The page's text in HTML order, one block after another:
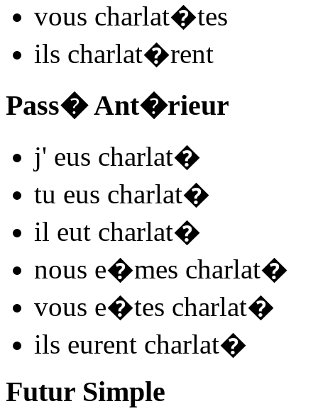
vous charlat�tes
ils charlat�rent
Pass� Ant�rieur
j' eus charlat�
tu eus charlat�
il eut charlat�
nous e�mes charlat�
vous e�tes charlat�
ils eurent charlat�
Futur Simple